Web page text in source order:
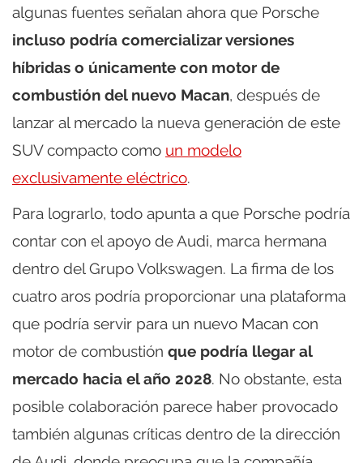
algunas fuentes señalan ahora que Porsche
incluso podría comercializar versiones
híbridas o únicamente con motor de
combustión del nuevo Macan, después de
lanzar al mercado la nueva generación de este
SUV compacto como un modelo
exclusivamente eléctrico.
Para lograrlo, todo apunta a que Porsche podría
contar con el apoyo de Audi, marca hermana
dentro del Grupo Volkswagen. La firma de los
cuatro aros podría proporcionar una plataforma
que podría servir para un nuevo Macan con
motor de combustión que podría llegar al
mercado hacia el año 2028. No obstante, esta
posible colaboración parece haber provocado
también algunas críticas dentro de la dirección